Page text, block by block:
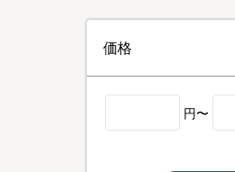
価格
円〜